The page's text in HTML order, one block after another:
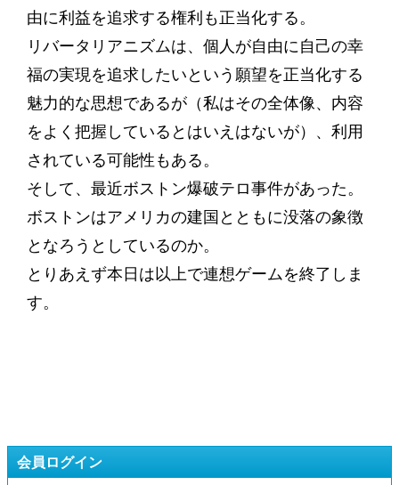
由に利益を追求する権利も正当化する。
リバータリアニズムは、個人が自由に自己の幸
福の実現を追求したいという願望を正当化する
魅力的な思想であるが（私はその全体像、内容
をよく把握しているとはいえはないが）、利用
されている可能性もある。
そして、最近ボストン爆破テロ事件があった。
ボストンはアメリカの建国とともに没落の象徴
となろうとしているのか。
とりあえず本日は以上で連想ゲームを終了しま
す。
会員ログイン